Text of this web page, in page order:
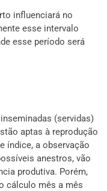
influenciará no
esse intervalo
esse período será
(servidas)
aptas à reprodução
índice, a observação
anestros, vão
produtiva. Porém,
cálculo mês a mês